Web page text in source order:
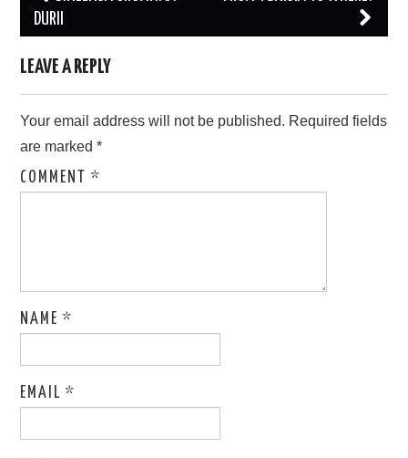
navigation
DURII
LEAVE A REPLY
Your email address will not be published. Required fields
are marked*
COMMENT*
NAME*
EMAIL*